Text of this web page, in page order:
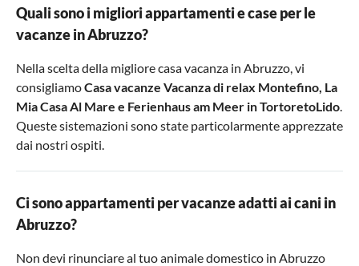
Quali sono i migliori appartamenti e case per le
vacanze in Abruzzo?
Nella scelta della migliore casa vacanza in Abruzzo, vi
consigliamoCasa vacanze Vacanza di relax Montefino La
Mia Casa Al Mare e Ferienhaus am Meer in TortoretoLido
Queste sistemazioni sono state particolarmente apprezzate
dai nostri ospiti.
Ci sono appartamenti per vacanze adatti ai cani in
Abruzzo?
Non devi rinunciare al tuo animale domestico in Abruzzo